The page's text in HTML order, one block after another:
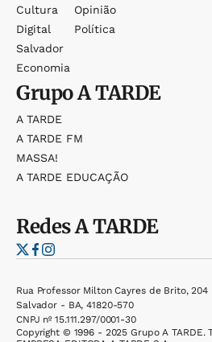
Cultura
Digital
Salvador
Economia
Opinião
Política
GrupoA TARDE
A TARDE
A TARDE FM
MASSA!
A TARDE EDUCAÇÃO
RedesA TARDE
Rua Professor Milton Cayres de Brito,
Salvador - BA, 41820-570
CNPJ nº 15.111.297/0001-30
Copyright © 1996 - 2025 Grupo A TARDE.